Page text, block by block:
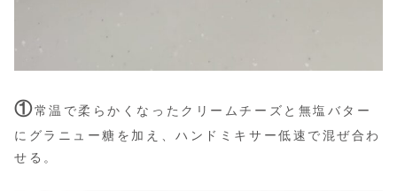
①常温で柔らかくなったクリームチーズと無塩バター
にグラニュー糖を加え、ハンドミキサー低速で混ぜ合わ
せる。